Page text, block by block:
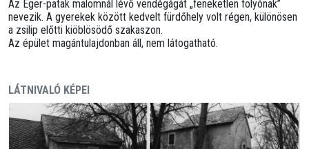
Az Eger-patak malomnál lévő vendégágát „feneketlen folyónak”
nevezik. A gyerekek között kedvelt fürdőhely volt régen, különösen
a zsilip előtti kiöblösödő szakaszon.
Az épület magántulajdonban áll, nem látogatható.
LÁTNIVALÓ KÉPEI